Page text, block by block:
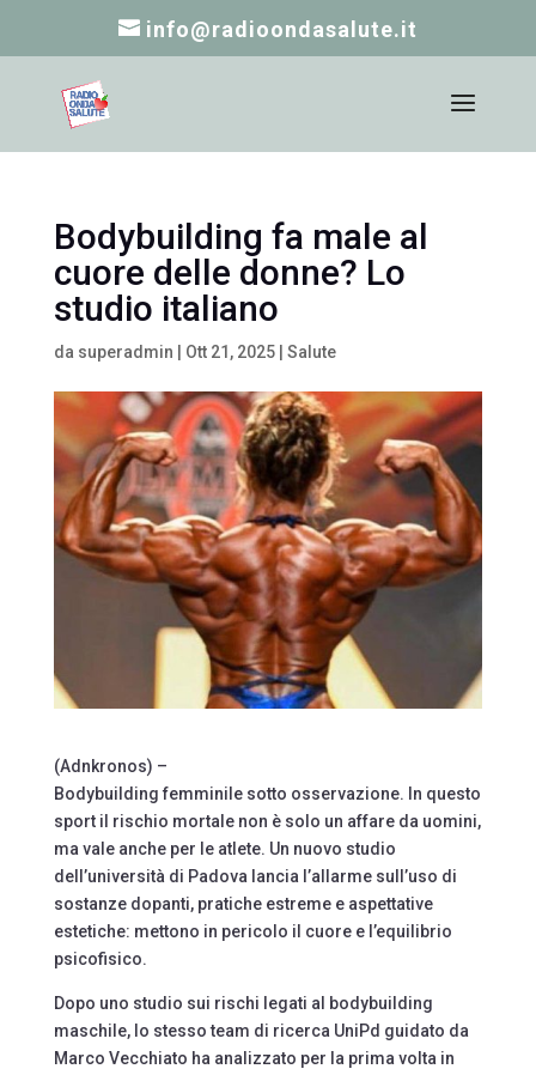
info@radioondasalute.it
Bodybuilding fa male al
cuore delle donne? Lo
studio italiano
da superadmin Ott 21, 2025| Salute
(Adnkronos) –
Bodybuilding femminile sotto osservazione. In questo
sport il rischio mortale non è solo un affare da uomini,
ma vale anche per le atlete. Un nuovo studio
dell’università di Padova lancia l’allarme sull’uso di
sostanze dopanti, pratiche estreme e aspettative
estetiche: mettono in pericolo il cuore e l’equilibrio
psicofisico.
Dopo uno studio sui rischi legati al bodybuilding
maschile, lo stesso team di ricerca UniPd guidato da
Marco Vecchiato ha analizzato per la prima volta in